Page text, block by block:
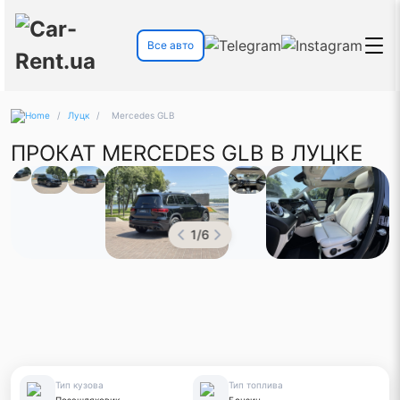
Все авто
/ Луцк / Mercedes GLB
ПРОКАТ MERCEDES GLB В ЛУЦКЕ
1/6
Тип кузова
Тип топлива